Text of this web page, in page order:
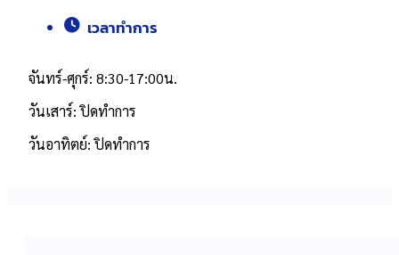
เวลาทำการ
จันทร์-ศุกร์: 8:30-17:00น.
วันเสาร์: ปิดทำการ
วันอาทิตย์: ปิดทำการ